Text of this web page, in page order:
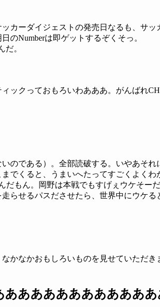
カーダイジェストの発売日なるも、サ
のNumberは即ゲットするぞくそっ。
。
クっておもろいわあああ。がんばれ
である）。全部読破する。いやあそ
でくると、うまいへたってすごくよく
もん。岡野は本戦でもすげぇウケそー
らせるパスださせたら、世界中にウケ
なかなかおもしろいものを見せていただ
ああああああああああ